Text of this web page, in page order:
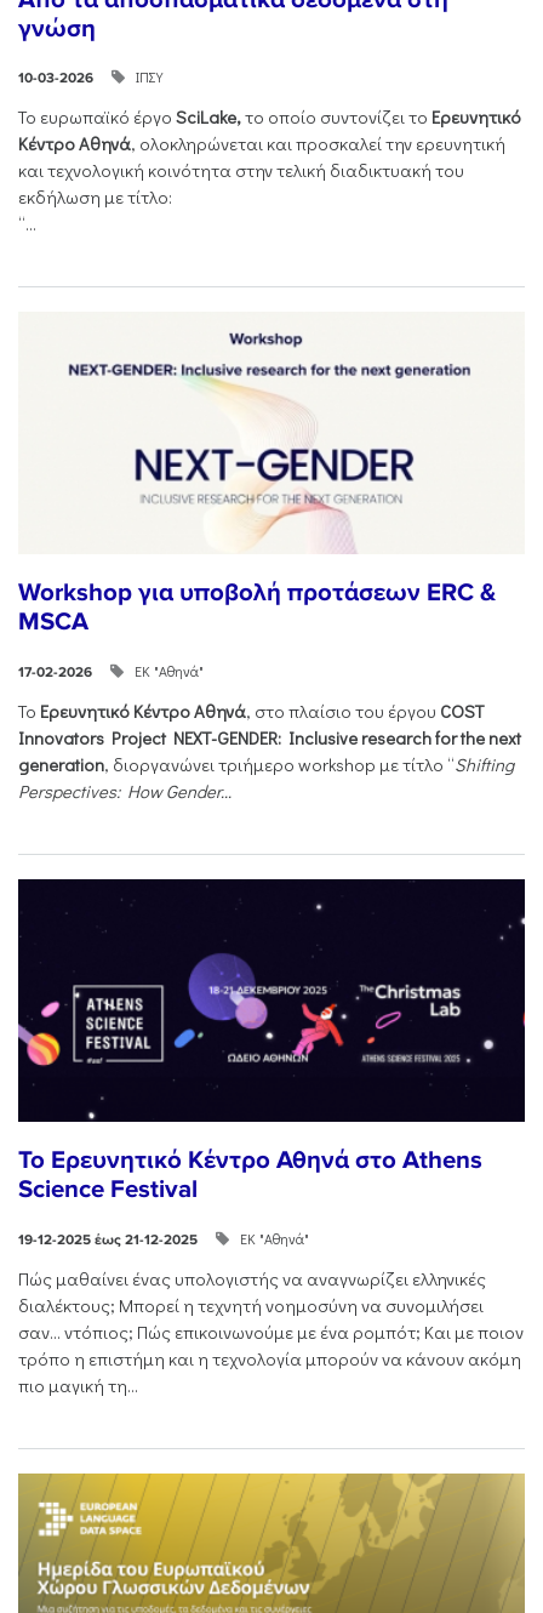
γνώση
10-03-2026 ΙΠΣΥ
Το ευρωπαϊκό έργο SciLake,το οποίο συντονίζει το Ερευνητικό
Κέντρο Αθηνά, ολοκληρώνεται και προσκαλεί την ερευνητική
και τεχνολογική κοινότητα στην τελική διαδικτυακή του
εκδήλωση με τίτλο:
“...
Workshop για υποβολή προτάσεων ERC &
MSCA
17-02-2026 ΕΚ "Αθηνά"
Το Ερευνητικό Κέντρο Αθηνά, στο πλαίσιο του έργου COST
Innovators Project NEXT-GENDER: Inclusive research for the next
generation, διοργανώνει τριήμερο workshop με τίτλο “Shifting
Perspectives: How Gender...
Το Ερευνητικό Κέντρο Αθηνά στο Athens
Science Festival
19-12-2025 έως 21-12-2025 ΕΚ "Αθηνά"
Πώς μαθαίνει ένας υπολογιστής να αναγνωρίζει ελληνικές
διαλέκτους; Μπορεί η τεχνητή νοημοσύνη να συνομιλήσει
σαν… ντόπιος; Πώς επικοινωνούμε με ένα ρομπότ; Και με ποιον
τρόπο η επιστήμη και η τεχνολογία μπορούν να κάνουν ακόμη
πιο μαγική τη...